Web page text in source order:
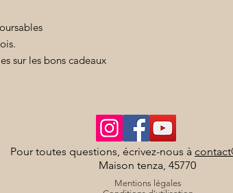
sur les bons cadeaux
Pour toutes questions, écrivez-nous à
Maison tenza, 45770
Mentions légales